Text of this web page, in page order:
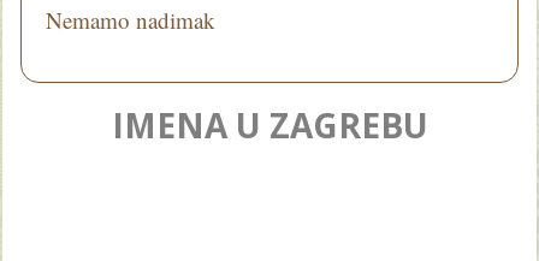
Nemamo nadimak
IMENA U ZAGREBU